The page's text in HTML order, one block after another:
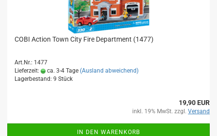
COBI Action Town City Fire Department (1477)
Art.Nr.: 1477
Lieferzeit:
ca. 3-4 Tage (Ausland abweichend)
Lagerbestand: 9 Stück
19,90 EUR
inkl. 19% MwSt. zzgl. Versand
IN DEN WARENKORB